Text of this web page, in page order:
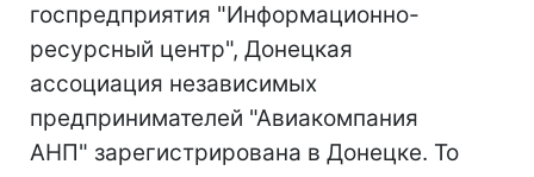
госпредприятия "Информационно-
ресурсный центр", Донецкая
ассоциация независимых
предпринимателей "Авиакомпания
АНП" зарегистрирована в Донецке. То